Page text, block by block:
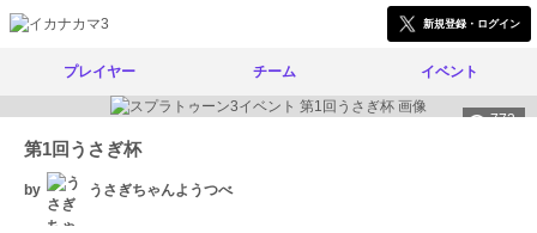
新規登録・ログイン
プレイヤー チーム イベント
773
第1回うさぎ杯
by うさぎちゃんようつべ